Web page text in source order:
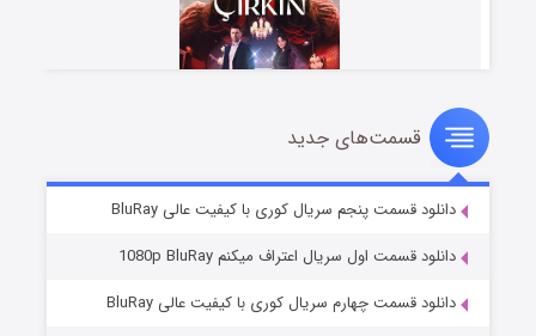
سریال زشت
قسمت۵ (زیرنویس) منتشر شد
قسمت‌های جدید
دانلود قسمت پنجم سریال کوری با کیفیت عالی BluRay
دانلود قسمت اول سریال اعتراف میکنم 1080p BluRay
دانلود قسمت چهارم سریال کوری با کیفیت عالی BluRay